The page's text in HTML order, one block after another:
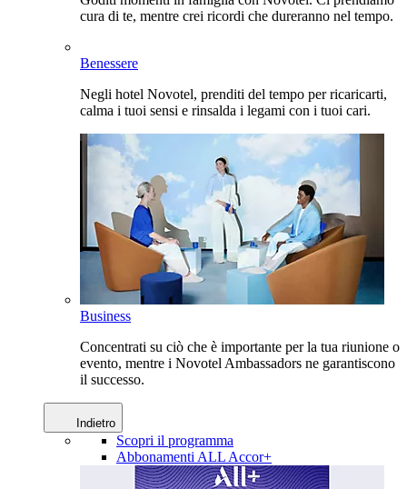
cura di te, mentre crei ricordi che dureranno nel tempo.
Benessere
Negli hotel Novotel, prenditi del tempo per ricaricarti,
calma i tuoi sensi e rinsalda i legami con i tuoi cari.
Business
Concentrati su ciò che è importante per la tua riunione o
evento, mentre i Novotel Ambassadors ne garantiscono
il successo.
Indietro
Scopri il programma
Abbonamenti ALL Accor+